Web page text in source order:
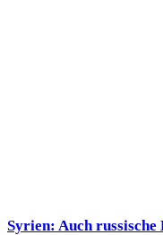
Syrien: Auch russische